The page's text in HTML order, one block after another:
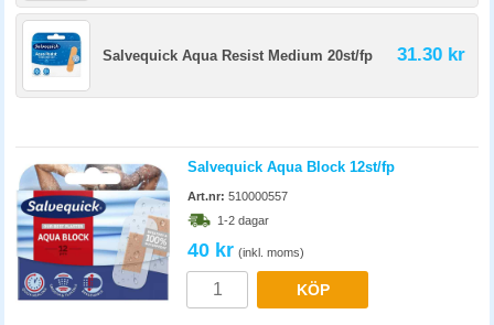
Salvequick Aqua Resist Medium 20st/fp 31.30 kr
Salvequick Aqua Block 12st/fp
Art.nr: 510000557
1-2 dagar
40 kr (inkl. moms)
KÖP